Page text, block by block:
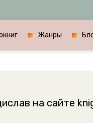
Жанры
на сайте